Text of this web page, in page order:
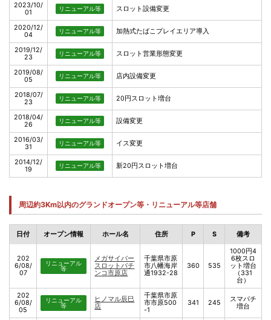
2023/10/
01
リニューアル等 スロット設備変更
2020/12/
04
リニューアル等 加熱式たばこプレイエリア導入
2019/12/
23
リニューアル等 スロット営業形態変更
2019/08/
05
リニューアル等 店内設備変更
2018/07/
23
リニューアル等 20円スロット増台
2018/04/
26
リニューアル等 設備変更
2016/03/
31
リニューアル等 イス変更
2014/12/
19
リニューアル等 新20円スロット増台
周辺約3Km以内のグランドオープン等・リニューアル等店舗
日付 オープン情報 ホール名 住所 P S 備考
202
6/08/
07
リニューアル
等
メガサイバー
スロットパチ
ンコ市原店
千葉県市原
市八幡海岸
通1932-28
360 535
1000円4
6枚スロ
ット増台
（331
台）
202
6/08/
05
リニューアル
等
ヒノマル辰巳
店
千葉県市原
市市原500
-1
341 245
スマパチ
増台